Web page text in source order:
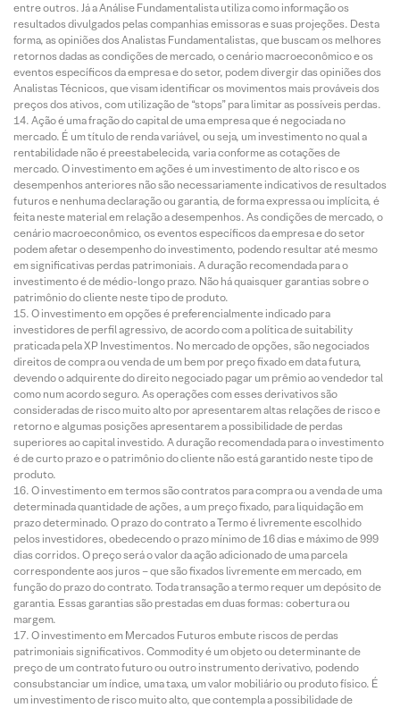
entre outros. Já a Análise Fundamentalista utiliza como informação os
resultados divulgados pelas companhias emissoras e suas projeções. Desta
forma, as opiniões dos Analistas Fundamentalistas, que buscam os melhores
retornos dadas as condições de mercado, o cenário macroeconômico e os
eventos específicos da empresa e do setor, podem divergir das opiniões dos
Analistas Técnicos, que visam identificar os movimentos mais prováveis dos
preços dos ativos, com utilização de “stops” para limitar as possíveis perdas.
Ação é uma fração do capital de uma empresa que é negociada no
mercado. É um título de renda variável, ou seja, um investimento no qual a
rentabilidade não é preestabelecida, varia conforme as cotações de
mercado. O investimento em ações é um investimento de alto risco e os
desempenhos anteriores não são necessariamente indicativos de resultados
futuros e nenhuma declaração ou garantia, de forma expressa ou implícita, é
feita neste material em relação a desempenhos. As condições de mercado, o
cenário macroeconômico, os eventos específicos da empresa e do setor
podem afetar o desempenho do investimento, podendo resultar até mesmo
em significativas perdas patrimoniais. A duração recomendada para o
investimento é de médio-longo prazo. Não há quaisquer garantias sobre o
patrimônio do cliente neste tipo de produto.
O investimento em opções é preferencialmente indicado para
investidores de perfil agressivo, de acordo com a política de suitability
praticada pela XP Investimentos. No mercado de opções, são negociados
direitos de compra ou venda de um bem por preço fixado em data futura,
devendo o adquirente do direito negociado pagar um prêmio ao vendedor tal
como num acordo seguro. As operações com esses derivativos são
consideradas de risco muito alto por apresentarem altas relações de risco e
retorno e algumas posições apresentarem a possibilidade de perdas
superiores ao capital investido. A duração recomendada para o investimento
é de curto prazo e o patrimônio do cliente não está garantido neste tipo de
produto.
O investimento em termos são contratos para compra ou a venda de uma
determinada quantidade de ações, a um preço fixado, para liquidação em
prazo determinado. O prazo do contrato a Termo é livremente escolhido
pelos investidores, obedecendo o prazo mínimo de 16 dias e máximo de 999
dias corridos. O preço será o valor da ação adicionado de uma parcela
correspondente aos juros – que são fixados livremente em mercado, em
função do prazo do contrato. Toda transação a termo requer um depósito de
garantia. Essas garantias são prestadas em duas formas: cobertura ou
margem.
O investimento em Mercados Futuros embute riscos de perdas
patrimoniais significativos. Commodity é um objeto ou determinante de
preço de um contrato futuro ou outro instrumento derivativo, podendo
consubstanciar um índice, uma taxa, um valor mobiliário ou produto físico. É
um investimento de risco muito alto, que contempla a possibilidade de